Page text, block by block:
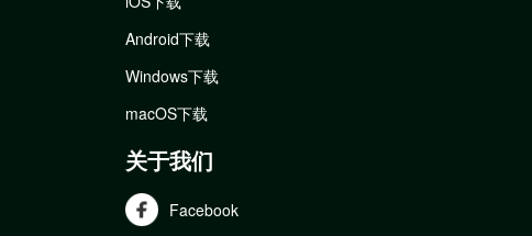
Android下载
Windows下载
macOS下载
关于我们
Facebook